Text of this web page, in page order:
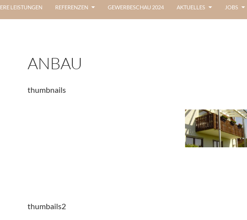
LEISTUNGEN REFERENZEN GEWERBESCHAU 2024 AKTUELLES JOBS
ANBAU
thumbnails
thumbails2